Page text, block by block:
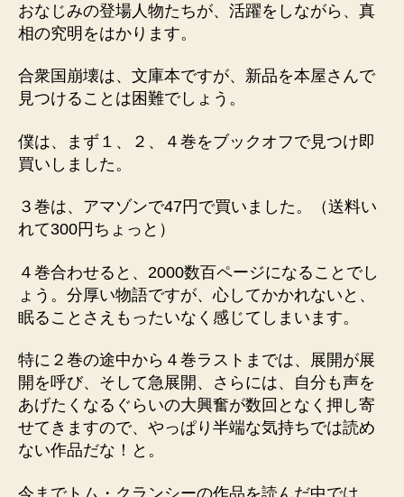
おなじみの登場人物たちが、活躍をしながら、真
相の究明をはかります。
合衆国崩壊は、文庫本ですが、新品を本屋さんで
見つけることは困難でしょう。
僕は、まず１、２、４巻をブックオフで見つけ即
買いしました。
３巻は、アマゾンで47円で買いました。（送料い
れて300円ちょっと）
４巻合わせると、2000数百ページになることでし
ょう。分厚い物語ですが、心してかかれないと、
眠ることさえもったいなく感じてしまいます。
特に２巻の途中から４巻ラストまでは、展開が展
開を呼び、そして急展開、さらには、自分も声を
あげたくなるぐらいの大興奮が数回となく押し寄
せてきますので、やっぱり半端な気持ちでは読め
ない作品だな！と。
今までトム・クランシーの作品を読んだ中では、